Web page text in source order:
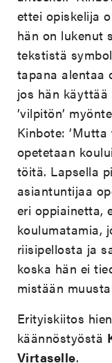
ettei opiskelija
hän on lukenut
tekstistä
tapana alentaa
jos hän käyttää
’vilpitön’
Kinbote:
opetetaan
töitä. Lapsella
asiantuntijaa
eri oppiainetta,
koulumatamia,
riisipellosta ja
koska hän ei
mistään
Erityiskiitos
käännöstyöstä
Virtaselle.